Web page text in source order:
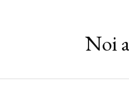
„O colecție de eseuri ale lui
stalinistă este bine-venită…
lectură esențială pentru
Noi